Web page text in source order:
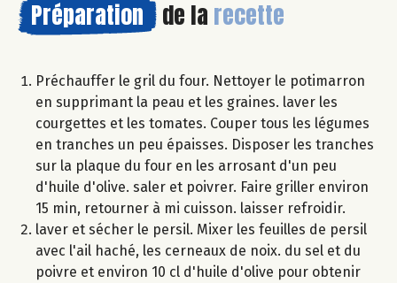
Préparation de la recette
Préchauffer le gril du four. Nettoyer le potimarron
en supprimant la peau et les graines. laver les
courgettes et les tomates. Couper tous les légumes
en tranches un peu épaisses. Disposer les tranches
sur la plaque du four en les arrosant d'un peu
d'huile d'olive. saler et poivrer. Faire griller environ
15 min, retourner à mi cuisson. laisser refroidir.
laver et sécher le persil. Mixer les feuilles de persil
avec l'ail haché, les cerneaux de noix. du sel et du
poivre et environ 10 cl d'huile d'olive pour obtenir